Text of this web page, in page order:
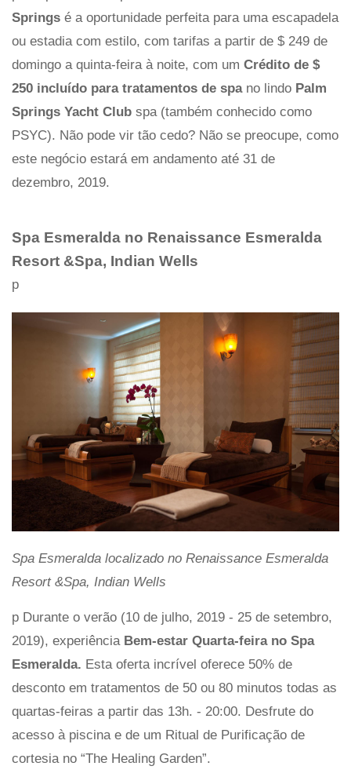
Springs é a oportunidade perfeita para uma escapadela
ou estadia com estilo, com tarifas a partir de $ 249 de
domingo a quinta-feira à noite, com um Crédito de $
250 incluído para tratamentos de spa no lindo Palm
Springs Yacht Club spa (também conhecido como
PSYC). Não pode vir tão cedo? Não se preocupe, como
este negócio estará em andamento até 31 de
dezembro, 2019.
Spa Esmeralda no Renaissance Esmeralda
Resort &Spa, Indian Wells
p
Spa Esmeralda localizado no Renaissance Esmeralda
Resort &Spa, Indian Wells
p Durante o verão (10 de julho, 2019 - 25 de setembro,
2019), experiência Bem-estar Quarta-feira no Spa
Esmeralda. Esta oferta incrível oferece 50% de
desconto em tratamentos de 50 ou 80 minutos todas as
quartas-feiras a partir das 13h. - 20:00. Desfrute do
acesso à piscina e de um Ritual de Purificação de
cortesia no “The Healing Garden”.